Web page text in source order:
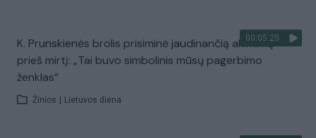
00:05:25
K. Prunskienės brolis prisiminė jaudinančią akimirką
prieš mirtį: „Tai buvo simbolinis mūsų pagerbimo
ženklas“
Žinios Lietuvos diena